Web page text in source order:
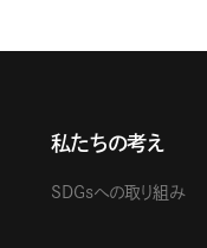
私たちの考え
SDGsへの取り組み